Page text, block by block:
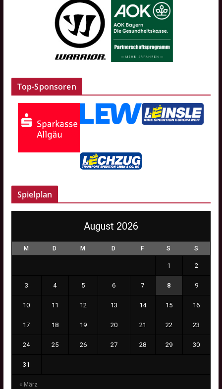
Top-Sponsoren
Spielplan
August 2026
M D M D F S S
« März
1 2
3 4 5 6 7 8 9
10 11 12 13 14 15 16
17 18 19 20 21 22 23
24 25 26 27 28 29 30
31